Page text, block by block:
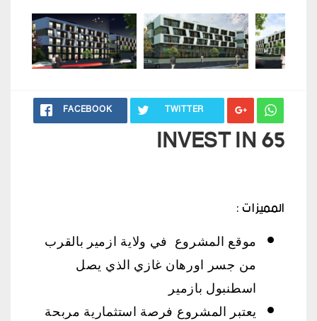
FACEBOOK TWITTER
INVEST IN 65
المميزات :
موقع المشروع في ولاية ازمير بالقرب
من جسر اورهان غازي الذي يصل
اسطنبول بازمير
يعتبر المشروع فرصة استثمارية مربحة